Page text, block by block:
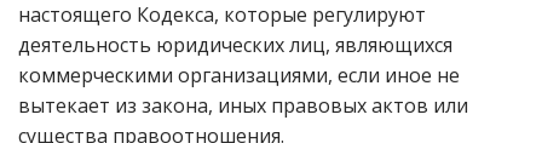
настоящего Кодекса, которые регулируют
деятельность юридических лиц, являющихся
коммерческими организациями, если иное не
вытекает из закона, иных правовых актов или
существа правоотношения.